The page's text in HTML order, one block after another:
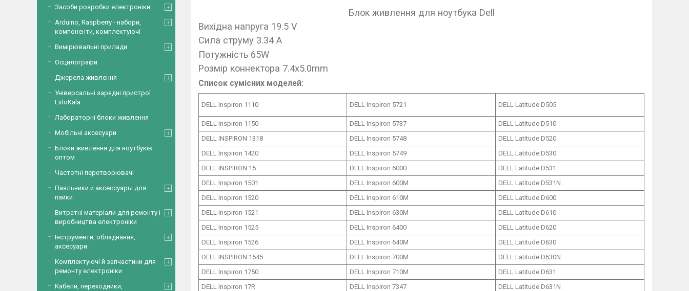
Блок живлення для ноутбука Dell
Вихідна напруга 19.5 V
Сила струму 3.34 A
Потужність 65W
Розмір коннектора 7.4x5.0mm
Список сумісних моделей:
DELL Inspiron 1110 DELL Inspiron 5721 DELL Latitude D505
DELL Inspiron 1150 DELL Inspiron 5737
DELL Latitude D510
DELL INSPIRON 1318
DELL Inspiron 5748
DELL Latitude D520
DELL Inspiron 1420
DELL Inspiron 5749
DELL Latitude D530
DELL INSPIRON 15
DELL Inspiron 6000
DELL Latitude D531
DELL Inspiron 1501
DELL Inspiron 600M
DELL Latitude D531N
DELL Inspiron 1520
DELL Inspiron 610M
DELL Latitude D600
DELL Inspiron 1521
DELL Inspiron 630M
DELL Latitude D610
DELL Inspiron 1525
DELL Inspiron 6400
DELL Latitude D620
DELL Inspiron 1526
DELL Inspiron 640M
DELL Latitude D630
DELL INSPIRON 1545
DELL Inspiron 700M
DELL Latitude D630N
DELL Inspiron 1750
DELL Inspiron 710M
DELL Latitude D631
DELL Inspiron 17R
DELL Inspiron 7347
DELL Latitude D631N
Засоби розробки електроніки
Arduino, Raspberry - набори,
компоненти, комплектуючі
Вимірювальні прилади
Осцилографи
Джерела живлення
Універсальні зарядні пристрої
LiitoKala
Лабораторні блоки живлення
Мобільні аксесуари
Блоки живлення для ноутбуків
оптом
Частотні перетворювачі
Паяльники и аксессуары для
пайки
Витратні матеріали для ремонту і
виробництва електроніки
Інструменти, обладнання,
аксесуари
Комплектуючі й запчастини для
ремонту електроніки
Кабели, переходники,